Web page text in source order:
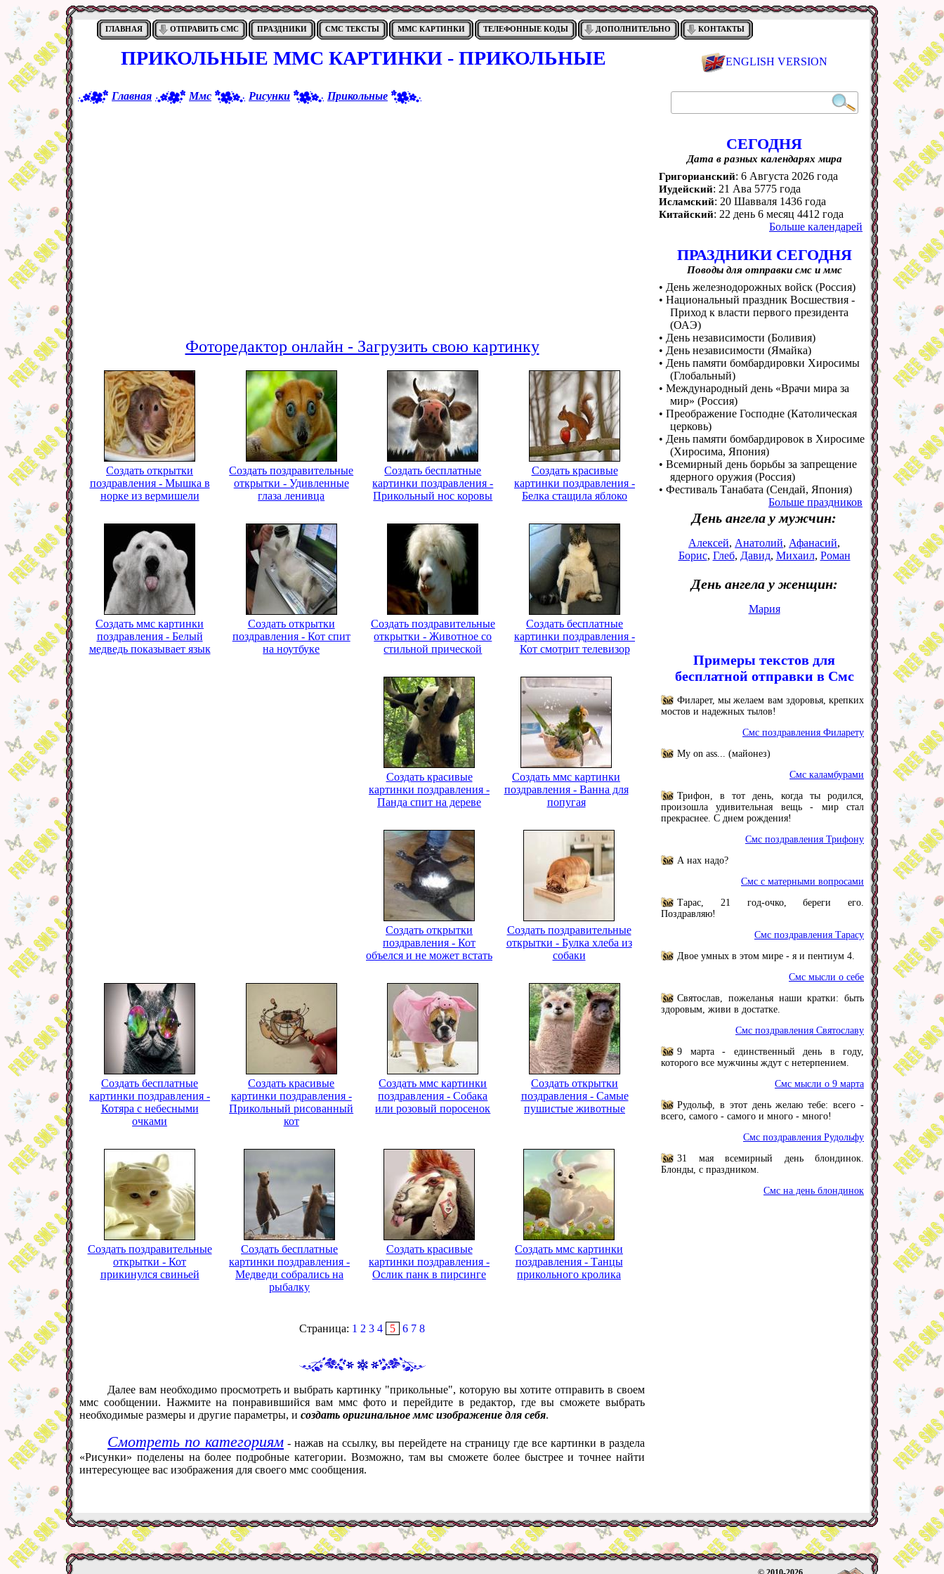
ГЛАВНАЯ ОТПРАВИТЬ СМС ПРАЗДНИКИ СМС ТЕКСТЫ ММС КАРТИНКИ ТЕЛЕФОННЫЕ КОДЫ ДОПОЛНИТЕЛЬНО КОНТАКТЫ
ПРИКОЛЬНЫЕ ММС КАРТИНКИ - ПРИКОЛЬНЫЕ
Главная Ммс Рисунки Прикольные
Фоторедактор онлайн - Загрузить свою картинку
Создать открытки
поздравления - Мышка в
норке из вермишели
Создать поздравительные
открытки - Удивленные
глаза ленивца
Создать бесплатные
картинки поздравления -
Прикольный нос коровы
Создать красивые
картинки поздравления -
Белка стащила яблоко
Создать ммс картинки
поздравления - Белый
медведь показывает язык
Создать открытки
поздравления - Кот спит
на ноутбуке
Создать поздравительные
открытки - Животное со
стильной прической
Создать бесплатные
картинки поздравления -
Кот смотрит телевизор
Создать красивые
картинки поздравления -
Панда спит на дереве
Создать ммс картинки
поздравления - Ванна для
попугая
Создать открытки
поздравления - Кот
объелся и не может встать
Создать поздравительные
открытки - Булка хлеба из
собаки
Создать бесплатные
картинки поздравления -
Котяра с небесными
очками
Создать красивые
картинки поздравления -
Прикольный рисованный
кот
Создать ммс картинки
поздравления - Собака
или розовый поросенок
Создать открытки
поздравления - Самые
пушистые животные
Создать поздравительные
открытки - Кот
прикинулся свиньей
Создать бесплатные
картинки поздравления -
Медведи собрались на
рыбалку
Создать красивые
картинки поздравления -
Ослик панк в пирсинге
Создать ммс картинки
поздравления - Танцы
прикольного кролика
Страница: 1 2 3 4 5 6 7 8
Далее вам необходимо просмотреть и выбрать картинку "прикольные", которую вы хотите отправить в своем
ммс сообщении. Нажмите на понравившийся вам ммс фото и перейдите в редактор, где вы сможете выбрать
необходимые размеры и другие параметры, и создать оригинальное ммс изображение для себя.
Смотреть по категориям - нажав на ссылку, вы перейдете на страницу где все картинки в раздела
«Рисунки» поделены на более подробные категории. Возможно, там вы сможете более быстрее и точнее найти
интересующее вас изображения для своего ммс сообщения.
ENGLISH VERSION
СЕГОДНЯ
Дата в разных календарях мира
Григорианский: 6 Августа 2026 года
Иудейский: 21 Ава 5775 года
Исламский: 20 Шавваля 1436 года
Китайский: 22 день 6 месяц 4412 года
Больше календарей
ПРАЗДНИКИ СЕГОДНЯ
Поводы для отправки смс и ммс
• День железнодорожных войск (Россия)
• Национальный праздник Восшествия -
Приход к власти первого президента
(ОАЭ)
• День независимости (Боливия)
• День независимости (Ямайка)
• День памяти бомбардировки Хиросимы
(Глобальный)
• Международный день «Врачи мира за
мир» (Россия)
• Преображение Господне (Католическая
церковь)
• День памяти бомбардировок в Хиросиме
(Хиросима, Япония)
• Всемирный день борьбы за запрещение
ядерного оружия (Россия)
• Фестиваль Танабата (Сендай, Япония)
Больше праздников
День ангела у мужчин:
Алексей, Анатолий, Афанасий,
Борис, Глеб, Давид, Михаил, Роман
День ангела у женщин:
Мария
Примеры текстов для
бесплатной отправки в Смс
Филарет, мы желаем вам здоровья, крепких
мостов и надежных тылов!
Смс поздравления Филарету
My on ass... (майонез)
Смс каламбурами
Трифон, в тот день, когда ты родился,
произошла удивительная вещь - мир стал
прекраснее. С днем рождения!
Смс поздравления Трифону
А нах надо?
Смс с матерными вопросами
Тарас, 21 год-очко, береги его.
Поздравляю!
Смс поздравления Тарасу
Двое умных в этом мире - я и пентиум 4.
Смс мысли о себе
Святослав, пожеланья наши кратки: быть
здоровым, живи в достатке.
Смс поздравления Святославу
9 марта - единственный день в году,
которого все мужчины ждут с нетерпением.
Смс мысли о 9 марта
Рудольф, в этот день желаю тебе: всего -
всего, самого - самого и много - много!
Смс поздравления Рудольфу
31 мая всемирный день блондинок.
Блонды, с праздником.
Смс на день блондинок